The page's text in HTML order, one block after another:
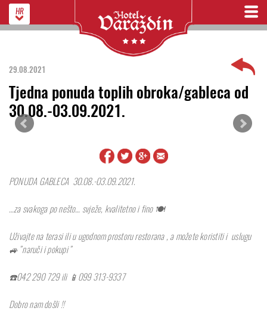
HR
29.08.2021
Tjedna ponuda toplih obroka/gableca od
30.08.-03.09.2021.
PONUDA GABLECA 30.08.-03.09.2021.
…za svakoga po nešto… svježe, kvalitetno i fino 🍽
Uživajte na terasi ili u ugodnom prostoru restorana , a možete koristiti i uslugu
🚙”naruči i pokupi”
☎️042 290 729 ili 📱099 313-9337
Dobro nam došli !!